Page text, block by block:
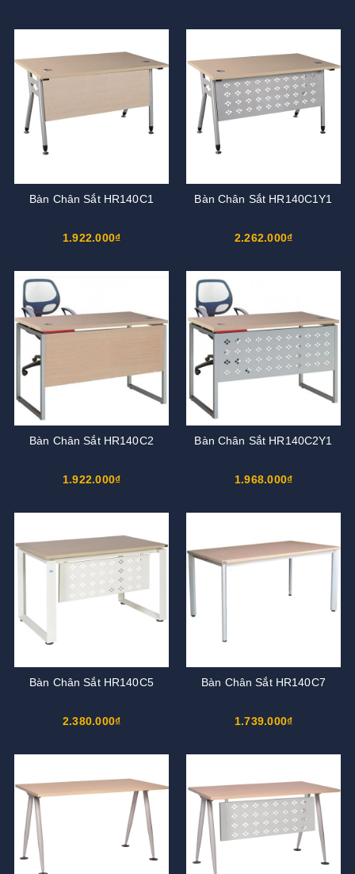
Bàn Chân Sắt HR140C1
1.922.000₫
Bàn Chân Sắt HR140C1Y1
2.262.000₫
Bàn Chân Sắt HR140C2
1.922.000₫
Bàn Chân Sắt HR140C2Y1
1.968.000₫
Bàn Chân Sắt HR140C5
2.380.000₫
Bàn Chân Sắt HR140C7
1.739.000₫